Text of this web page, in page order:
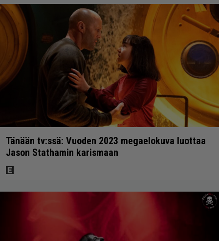
Tänään tv:ssä: Vuoden 2023 megaelokuva luottaa
Jason Stathamin karismaan